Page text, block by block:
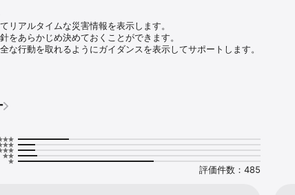
リアルタイムな災害情報を表示します。
をあらかじめ決めておくことができます。
な行動を取れるようにガイダンスを表示してサポートします。
雨・噴火など、さまざまな災害情報や避難情報に対応。
ルタイムな情報を届けます。
降水情報を表示するタイムライン機能も搭載しています。
へ
評価件数：485